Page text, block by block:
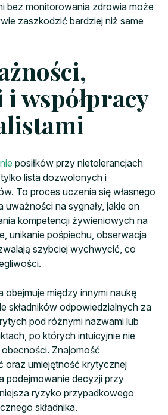
bez monitorowania zdrowia może
zaszkodzić bardziej niż same
współpracy
posiłków przy nietolerancjach
lista dozwolonych i
To proces uczenia się własnego
uważności na sygnały, jakie on
kompetencji żywieniowych na
unikanie pośpiechu, obserwacja
szybciej wychwycić, co
obejmuje między innymi naukę
składników odpowiedzialnych za
pod różnymi nazwami lub
po których intuicyjnie nie
Znajomość
oraz umiejętność krytycznej
podejmowanie decyzji przy
ryzyko przypadkowego
składnika.